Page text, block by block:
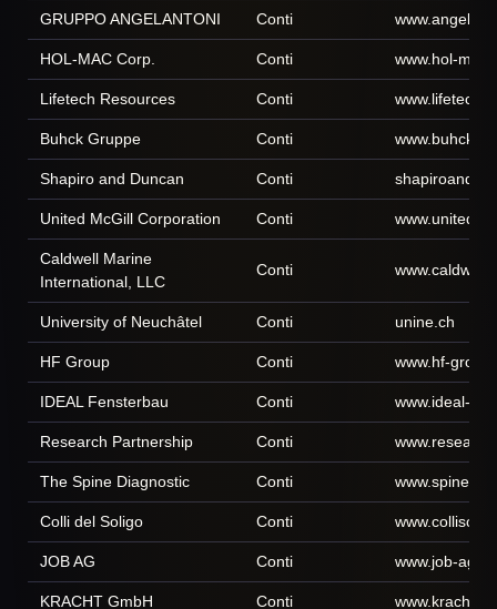
GRUPPO ANGELANTONI Conti
HOL-MAC Corp. Conti www.hol-
Lifetech Resources Conti
Buhck Gruppe Conti www.buhck.de
Shapiro and Duncan Conti
United McGill Corporation Conti
Caldwell Marine
International, LLC
Conti
University of Neuchâtel Conti unine.ch
HF Group Conti www.hf-
IDEAL Fensterbau Conti www.ideal-
Research Partnership Conti
The Spine Diagnostic Conti
Colli del Soligo Conti
JOB AG Conti www.job-
KRACHT GmbH Conti www.kracht.eu